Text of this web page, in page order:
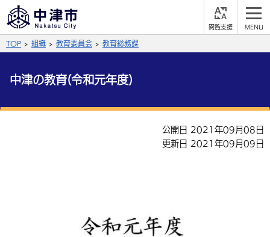
やさしい日本語
黒 青 白
文字の大きさ
YouTube
サイト内検索
健康・予防
産業・雇用
TOP 組織 教育委員会 教育総務課
中津の教育(令和元年度)
公開日 2021年09月08日
更新日 2021年09月09日